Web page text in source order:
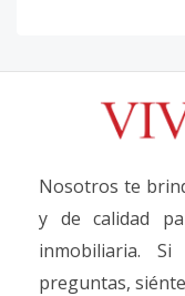
Nosotros te
y de calidad
inmobiliaria.
preguntas,